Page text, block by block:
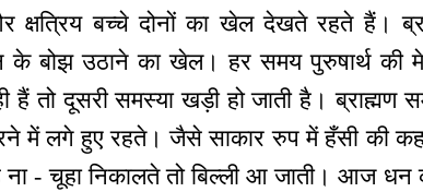
क्षत्रिय बच्चे दोनों का खेल देखते रहते हैं।
के बोझ उठाने का खेल। हर समय पुरुषार्थ
तो दूसरी समस्या खड़ी हो जाती है। ब्राह्मण
में लगे हुए रहते। जैसे साकार रुप में हँसी की
- चूहा निकालते तो बिल्ली आ जाती। आज